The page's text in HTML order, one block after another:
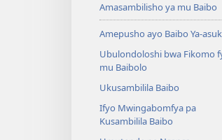
Amasambilisho ya mu Baibo
Amepusho ayo Baibo Ya-
Ubulondoloshi bwa Fikomo
mu Baibolo
Ukusambilila Baibo
Ifyo Mwingabomfya pa
Kusambilila Baibo